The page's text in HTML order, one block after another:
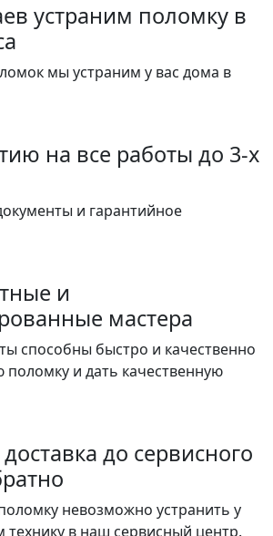
устраним поломку в
мы устраним у вас дома в
на все работы до 3-х
и гарантийное
и
мастера
способны быстро и качественно
поломку и дать качественную
до сервисного
невозможно устранить у
технику в наш сервисный центр.